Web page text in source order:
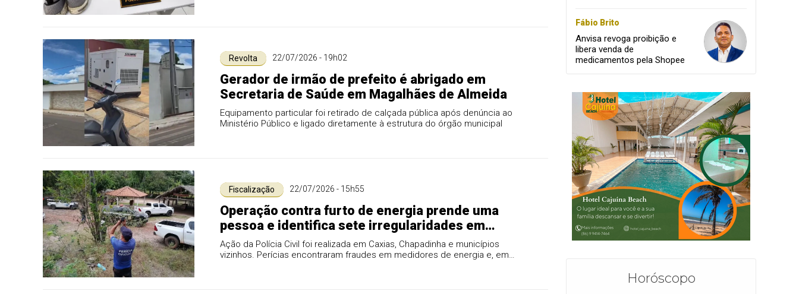
Revolta 22/07/2026 - 19h02
Gerador de irmão de prefeito é abrigado em
Secretaria de Saúde em Magalhães de Almeida
Equipamento particular foi retirado de calçada pública após denúncia ao
Ministério Público e ligado diretamente à estrutura do órgão municipal
Fiscalização 22/07/2026 - 15h55
Operação contra furto de energia prende uma
pessoa e identifica sete irregularidades em
cidades do MA
Ação da Polícia Civil foi realizada em Caxias, Chapadinha e municípios
vizinhos. Perícias encontraram fraudes em medidores de energia e, em
Fábio Brito
Anvisa revoga proibição e
libera venda de
medicamentos pela Shopee
Horóscopo